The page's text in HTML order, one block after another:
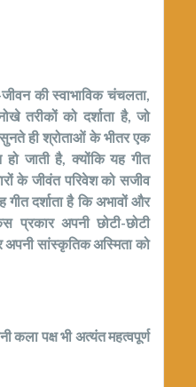
की स्वाभाविक चंचलता,
तरीकों को दर्शाता है, जो
ही श्रोताओं के भीतर एक
जाती है, क्योंकि यह गीत
के जीवंत परिवेश को सजीव
दर्शाता है कि अभावों और
प्रकार अपनी छोटी-छोटी
सांस्कृतिक अस्मिता को
कला पक्ष भी अत्यंत महत्वपूर्ण